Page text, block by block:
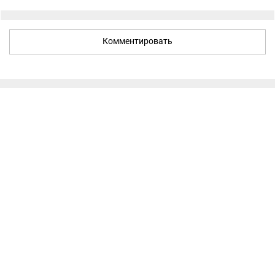
Комментировать